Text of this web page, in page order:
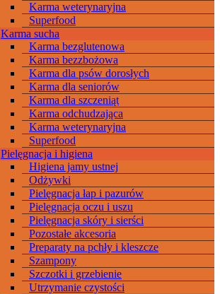
Karma weterynaryjna
Superfood
Karma sucha
Karma bezglutenowa
Karma bezzbożowa
Karma dla psów dorosłych
Karma dla seniorów
Karma dla szczeniąt
Karma odchudzająca
Karma weterynaryjna
Superfood
Pielęgnacja i higiena
Higiena jamy ustnej
Odżywki
Pielęgnacja łap i pazurów
Pielęgnacja oczu i uszu
Pielęgnacja skóry i sierści
Pozostałe akcesoria
Preparaty na pchły i kleszcze
Szampony
Szczotki i grzebienie
Utrzymanie czystości